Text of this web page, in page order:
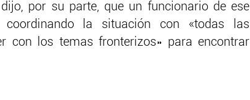
por su parte, que un funcionario de ese
la situación con «todas las
con los temas fronterizos» para encontrar